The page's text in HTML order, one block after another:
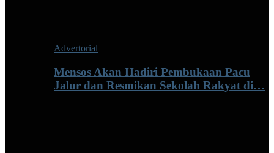
Advertorial
Mensos Akan Hadiri Pembukaan Pacu
Jalur dan Resmikan Sekolah Rakyat di…